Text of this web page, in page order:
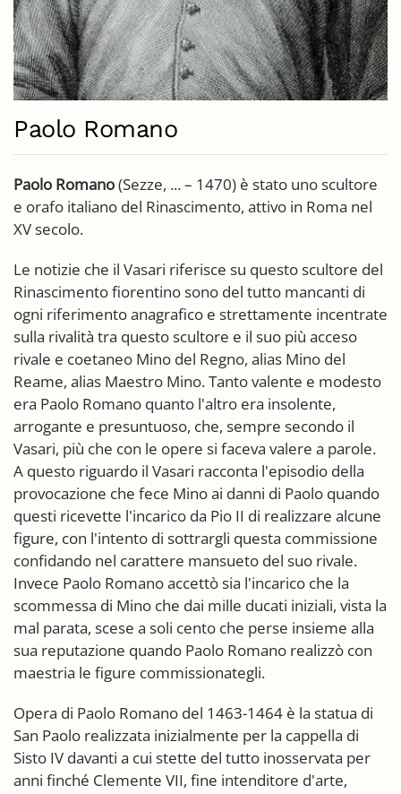
Paolo Romano
Paolo Romano(Sezze, ... – 1470) è stato uno scultore
e orafo italiano del Rinascimento, attivo in Roma nel
XV secolo.
Le notizie che il Vasari riferisce su questo scultore del
Rinascimento fiorentino sono del tutto mancanti di
ogni riferimento anagrafico e strettamente incentrate
sulla rivalità tra questo scultore e il suo più acceso
rivale e coetaneo Mino del Regno, alias Mino del
Reame, alias Maestro Mino. Tanto valente e modesto
era Paolo Romano quanto l'altro era insolente,
arrogante e presuntuoso, che, sempre secondo il
Vasari, più che con le opere si faceva valere a parole.
A questo riguardo il Vasari racconta l'episodio della
provocazione che fece Mino ai danni di Paolo quando
questi ricevette l'incarico da Pio II di realizzare alcune
figure, con l'intento di sottrargli questa commissione
confidando nel carattere mansueto del suo rivale.
Invece Paolo Romano accettò sia l'incarico che la
scommessa di Mino che dai mille ducati iniziali, vista la
mal parata, scese a soli cento che perse insieme alla
sua reputazione quando Paolo Romano realizzò con
maestria le figure commissionategli.
Opera di Paolo Romano del 1463-1464 è la statua di
San Paolo realizzata inizialmente per la cappella di
Sisto IV davanti a cui stette del tutto inosservata per
anni finché Clemente VII, fine intenditore d'arte,